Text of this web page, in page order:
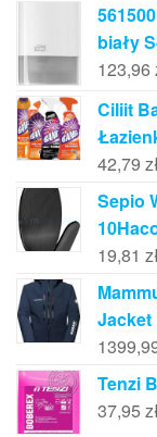
biały
123,96
Ciliit
42,79 zł
Sepio
19,81 zł
Jacket
Tenzi
37,95 zł